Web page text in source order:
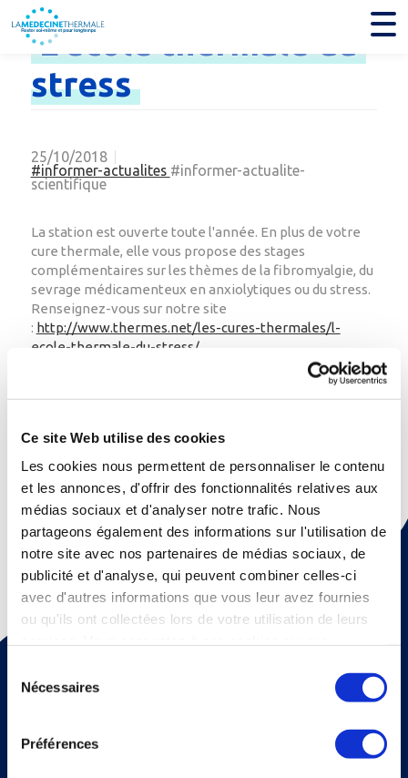
Ce site Web utilise des cookies
Les cookies nous permettent de personnaliser le contenu
et les annonces, d'offrir des fonctionnalités relatives aux
médias sociaux et d'analyser notre trafic. Nous
partageons également des informations sur l'utilisation de
notre site avec nos partenaires de médias sociaux, de
publicité et d'analyse, qui peuvent combiner celles-ci
avec d'autres informations que vous leur avez fournies
ou qu'ils ont collectées lors de votre utilisation de leurs
Nécessaires
Préférences
L'école
stress
25/10/2018
#informer-actualites #informer-actualite-
scientifique
La station est ouverte toute l'année. En plus de votre
cure thermale, elle vous propose des stages
complémentaires sur les thèmes de la fibromyalgie, du
sevrage médicamenteux en anxiolytiques ou du stress.
Renseignez-vous sur notre site
: http://www.thermes.net/les-cures-thermales/l-
ecole-thermale-du-stress/
Retour
Pour recevoir une fois par mois un mail d'information sur
abonnez vous à notre newsletter !
Veuillez renseigner votre adresse email pour vous inscrire. Ex. :